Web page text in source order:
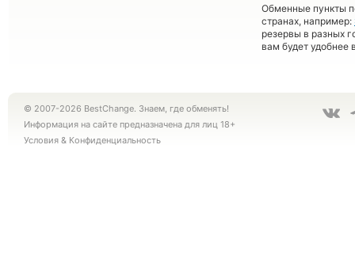
Обменные пункты
странах, например:
резервы в разных
вам будет удобнее
© 2007-2026 BestChange. Знаем, где обменять!
Информация на сайте предназначена для лиц 18+
Условия & Конфиденциальность